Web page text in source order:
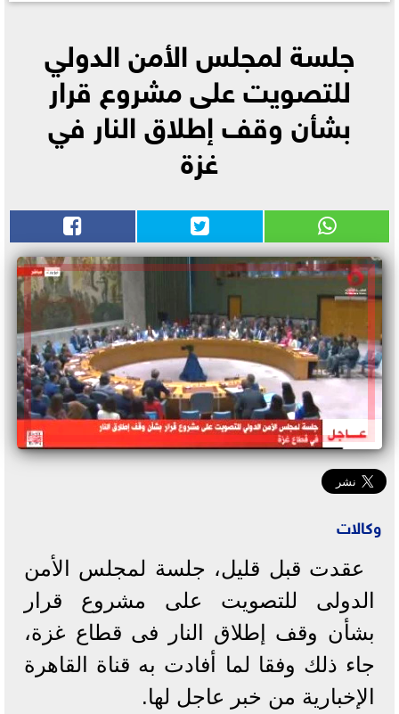
جلسة لمجلس الأمن الدولي
للتصويت على مشروع قرار
بشأن وقف إطلاق النار في
غزة
وكالات
عقدت قبل قليل، جلسة لمجلس الأمن
الدولى للتصويت على مشروع قرار
بشأن وقف إطلاق النار فى قطاع غزة،
جاء ذلك وفقا لما أفادت به قناة القاهرة
الإخبارية من خبر عاجل لها.